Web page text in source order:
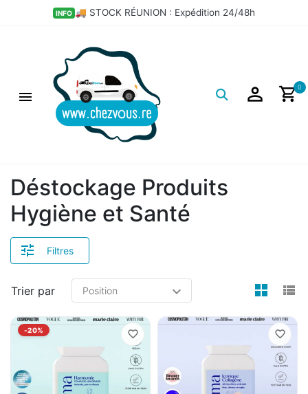
INFO 🚚 STOCK RÉUNION : Expédition 24/48h
0
Déstockage Produits
Hygiène et Santé
Filtres
Trier par
-20%
×